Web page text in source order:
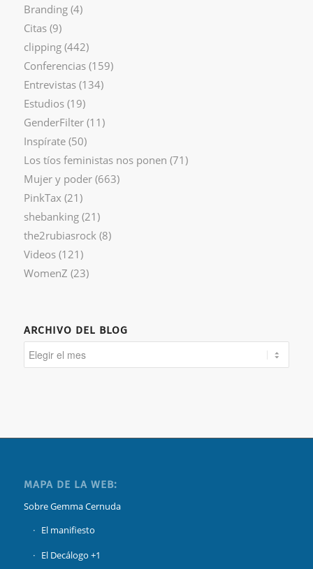
Branding(4)
Citas(9)
clipping(442)
Conferencias(159)
Entrevistas(134)
Estudios(19)
GenderFilter(11)
Inspírate(50)
Los tíos feministas nos ponen (71)
Mujer y poder(663)
PinkTax (21)
shebanking(21)
the2rubiasrock (8)
Videos(121)
WomenZ (23)
ARCHIVO DEL BLOG
MAPA DE LA WEB:
Sobre Gemma Cernuda
El manifiesto
El Decálogo +1